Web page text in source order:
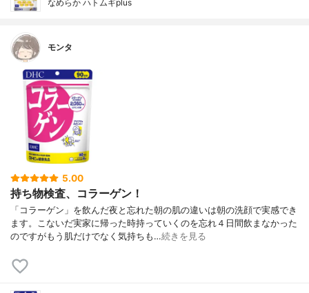
なめらか ハトムギplus
モンタ
5.00
持ち物検査、コラーゲン！
「コラーゲン」を飲んだ夜と忘れた朝の肌の違いは朝の洗顔で実感でき
ます。こないだ実家に帰った時持っていくのを忘れ４日間飲まなかった
のですがもう肌だけでなく気持ちも…続きを見る